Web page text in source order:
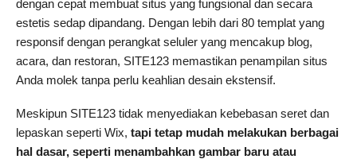
dengan cepat membuat situs yang fungsional dan secara
estetis sedap dipandang. Dengan lebih dari 80 templat yang
responsif dengan perangkat seluler yang mencakup blog,
acara, dan restoran, SITE123 memastikan penampilan situs
Anda molek tanpa perlu keahlian desain ekstensif.
Meskipun SITE123 tidak menyediakan kebebasan seret dan
lepaskan seperti Wix, tapi tetap mudah melakukan berbagai
hal dasar, seperti menambahkan gambar baru atau